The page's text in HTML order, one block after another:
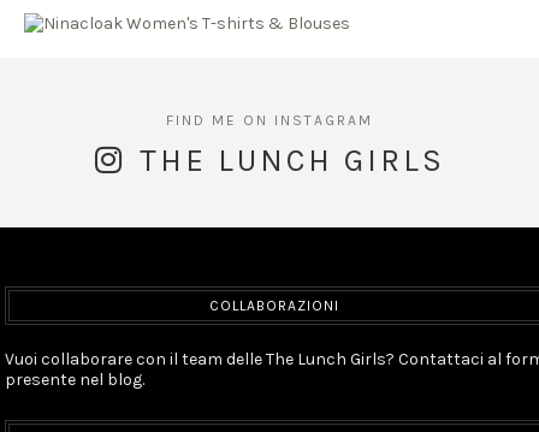
THE LUNCH GIRLS
COLLABORAZIONI
Vuoi collaborare con il team delle The Lunch Girls? Contattaci al
presente nel blog.